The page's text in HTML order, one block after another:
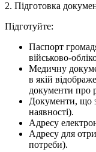
2. Підготовка
Підготуйте:
Паспорт
військово-
Медичну
в якій
документи про
Документи, що
наявності).
Адресу
Адресу для
потреби).